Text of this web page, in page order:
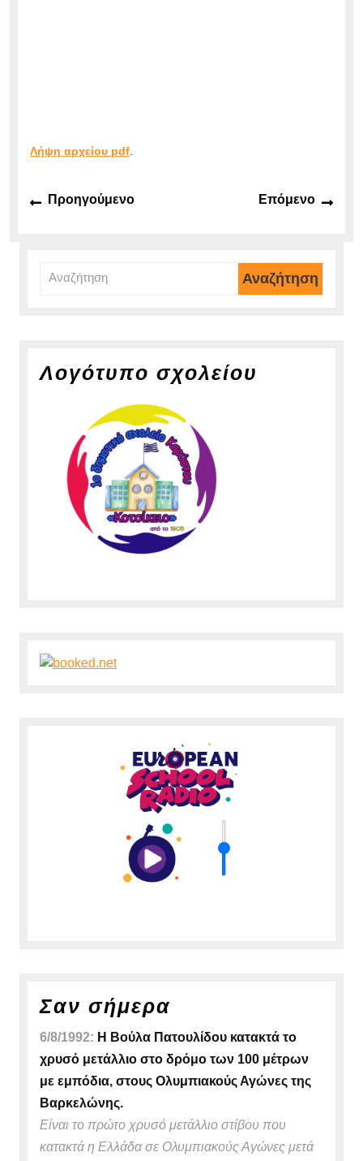
Λήψη αρχείου pdf.
Πλοήγηση
άρθρων
ΠροηγούμενοΠροηγούμενο
Επόμενο
Αναζήτηση
Λογότυπο σχολείου
Σαν σήμερα
6/8/1992: Η Βούλα Πατουλίδου κατακτά το
χρυσό μετάλλιο στο δρόμο των 100 μέτρων
με εμπόδια, στους Ολυμπιακούς Αγώνες της
Βαρκελώνης.
Είναι το πρώτο χρυσό μετάλλιο στίβου που
κατακτά η Ελλάδα σε Ολυμπιακούς Αγώνες μετά